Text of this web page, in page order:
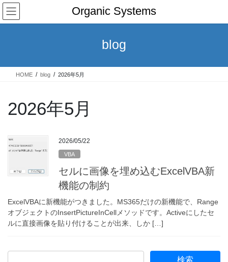
コ
ン
テ
ス
ナ
ビ
ゲ
ン
Organic Systems
blog
HOME blog 2026年5月
2026年5月
2026/05/22
VBA
セルに画像を埋め込むExcelVBA新
機能の制約
ExcelVBAに新機能がつきました。MS365だけの新機能で、Range
オブジェクトのInsertPictureInCellメソッドです。Activeにしたセ
ルに直接画像を貼り付けることが出来、しか […]